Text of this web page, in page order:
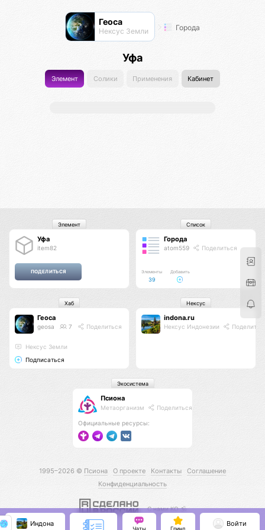
Геоса
Нексус Земли Города
Уфа
Элемент Солики Применения Кабинет
Уфа
item82
Элемент
Города
atom559 Поделиться
Элементы
39
Добавить
Список
Геоса
geosa 7 Поделиться
Нексус Земли
Подписаться
Хаб
indona.ru
Нексус Индонезии
Нексус
Псиона
Метаорганизм Поделиться
Официальные ресурсы:
Экосистема
1995–2026 © Псиона О проекте Контакты
Соглашение
Конфиденциальность
С нами КО 🕉️
Индона
Чаты Гринд
Войти